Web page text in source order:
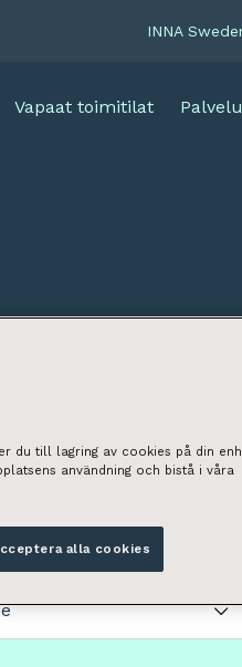
INNA
Vapaat toimitilat
du till lagring av cookies på din
användning och bistå i våra
alla cookies